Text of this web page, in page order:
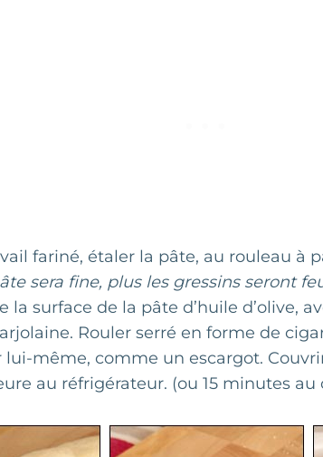
fariné, étaler la pâte, au rouleau à
sera fine, plus les gressins seront
la surface de la pâte d’huile d’olive,
Rouler serré en forme de
lui-même, comme un escargot.
au réfrigérateur. (ou 15 minutes au